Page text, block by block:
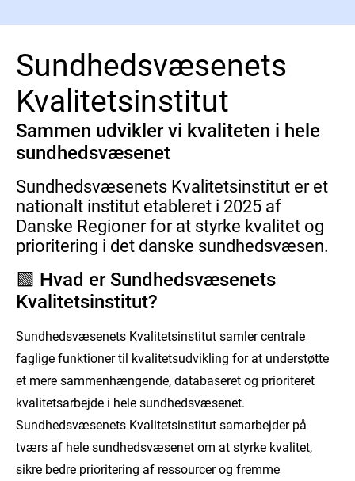
Sundhedsvæsenets
Kvalitetsinstitut
Sammen udvikler vi kvaliteten i hele
sundhedsvæsenet
Sundhedsvæsenets Kvalitetsinstitut er et
nationalt institut etableret i 2025 af
Danske Regioner for at styrke kvalitet og
prioritering i det danske sundhedsvæsen.
🟩 Hvad er Sundhedsvæsenets
Kvalitetsinstitut?
Sundhedsvæsenets Kvalitetsinstitut samler centrale
faglige funktioner til kvalitetsudvikling for at understøtte
et mere sammenhængende, databaseret og prioriteret
kvalitetsarbejde i hele sundhedsvæsenet.
Sundhedsvæsenets Kvalitetsinstitut samarbejder på
tværs af hele sundhedsvæsenet om at styrke kvalitet,
sikre bedre prioritering af ressourcer og fremme